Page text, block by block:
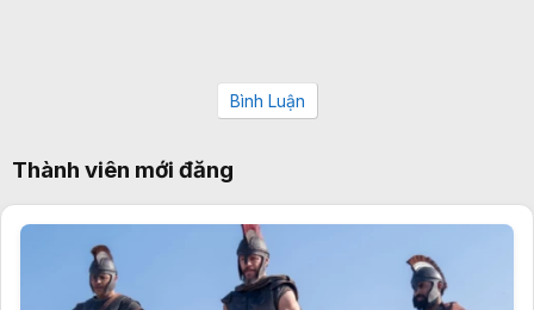
Bình Luận
Thành viên mới đăng